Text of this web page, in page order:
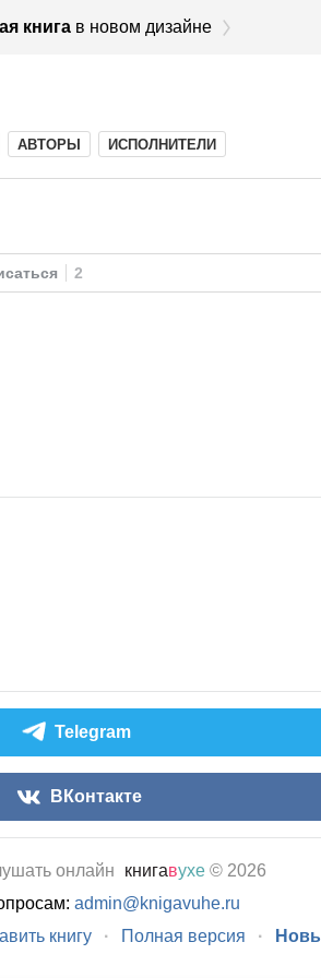
книгав новом дизайне
АВТОРЫ ИСПОЛНИТЕЛИ
2
Telegram
ВКонтакте
онлайн книгавухе © 2026
admin@knigavuhe.ru
книгу · Полная версия ·